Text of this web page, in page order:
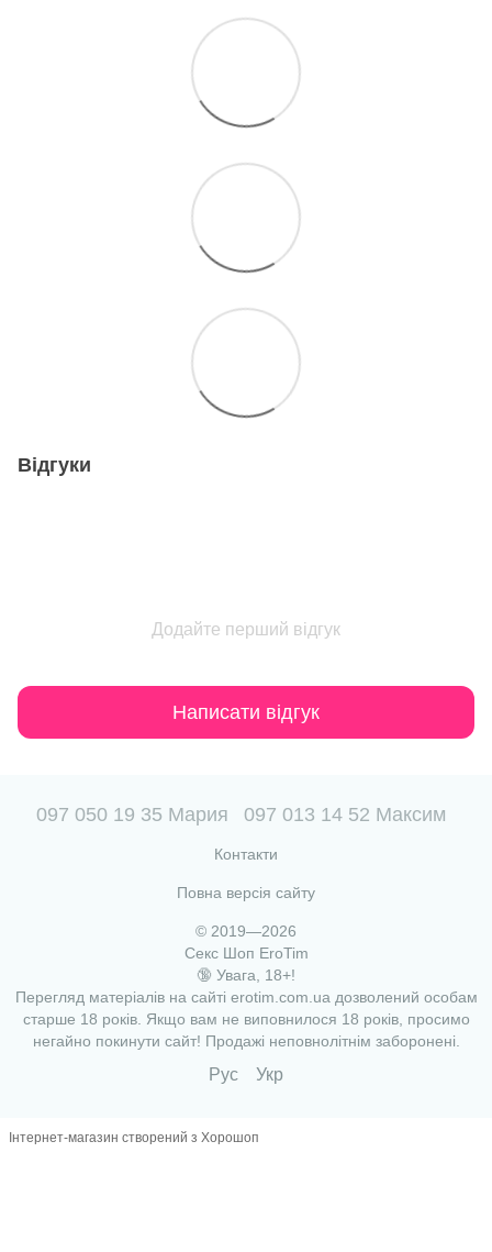
Відгуки
Додайте перший відгук
Написати відгук
097 050 19 35 Мария 097 013 14 52 Максим
Контакти
Повна версія сайту
© 2019—2026
Секс Шоп EroTim
🔞 Увага, 18+!
Перегляд матеріалів на сайті erotim.com.ua дозволений особам
старше 18 років. Якщо вам не виповнилося 18 років, просимо
негайно покинути сайт! Продажі неповнолітнім заборонені.
Рус Укр
Інтернет-магазин створений з Хорошоп